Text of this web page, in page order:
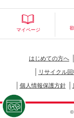
マイページ
はじめての方へ
リサイクル
個人情報保護方針
©